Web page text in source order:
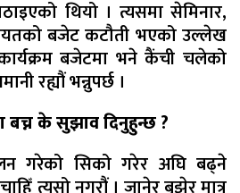
थियो । त्यसमा सेमिनार,
बजेट कटौती भएको उल्लेख
बजेटमा भने कैंची चलेको
रह्यौं भन्नुपर्छ ।
बच्न के सुझाव दिनुहुन्छ ?
गरेको सिको गरेर अघि बढ्ने